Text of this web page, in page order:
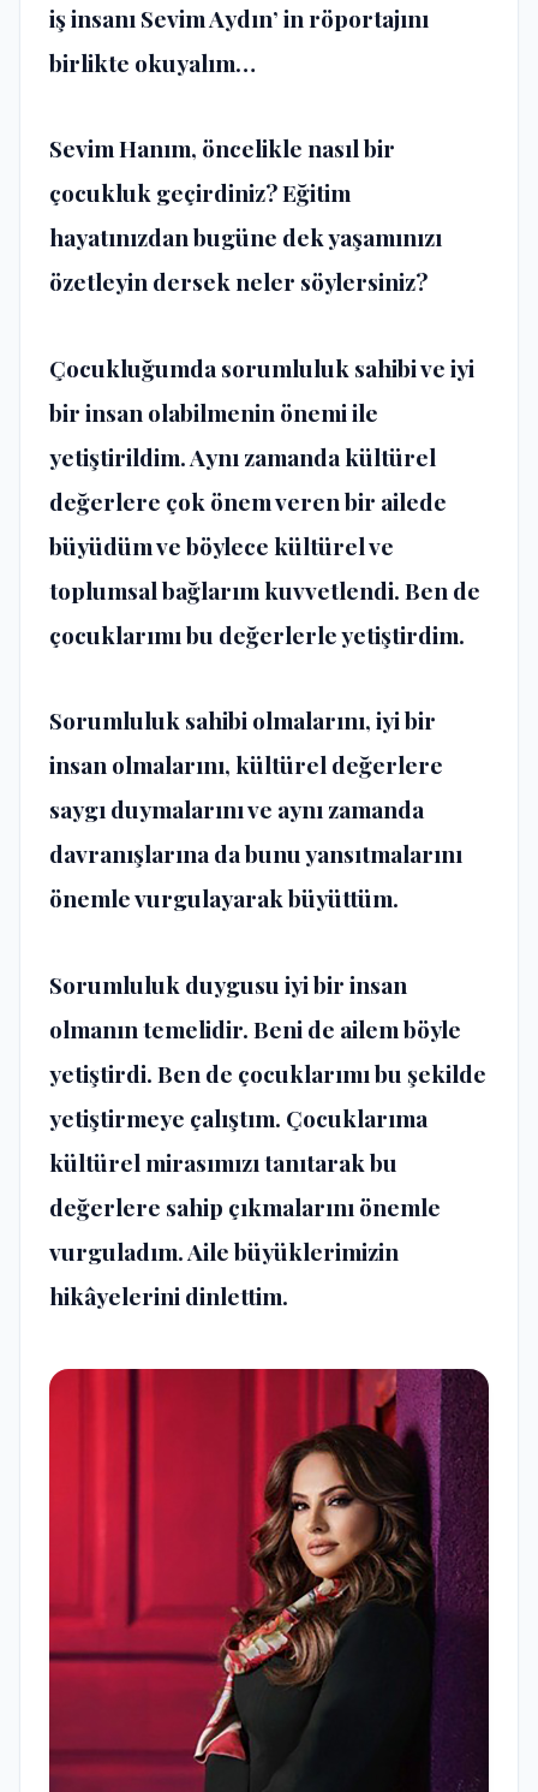
iş insanı Sevim Aydın’ in röportajını
birlikte okuyalım…
Sevim Hanım, öncelikle nasıl bir
çocukluk geçirdiniz? Eğitim
hayatınızdan bugüne dek yaşamınızı
özetleyin dersek neler söylersiniz?
Çocukluğumda sorumluluk sahibi ve iyi
bir insan olabilmenin önemi ile
yetiştirildim. Aynı zamanda kültürel
değerlere çok önem veren bir ailede
büyüdüm ve böylece kültürel ve
toplumsal bağlarım kuvvetlendi. Ben de
çocuklarımı bu değerlerle yetiştirdim.
Sorumluluk sahibi olmalarını, iyi bir
insan olmalarını, kültürel değerlere
saygı duymalarını ve aynı zamanda
davranışlarına da bunu yansıtmalarını
önemle vurgulayarak büyüttüm.
Sorumluluk duygusu iyi bir insan
olmanın temelidir. Beni de ailem böyle
yetiştirdi. Ben de çocuklarımı bu şekilde
yetiştirmeye çalıştım. Çocuklarıma
kültürel mirasımızı tanıtarak bu
değerlere sahip çıkmalarını önemle
vurguladım. Aile büyüklerimizin
hikâyelerini dinlettim.